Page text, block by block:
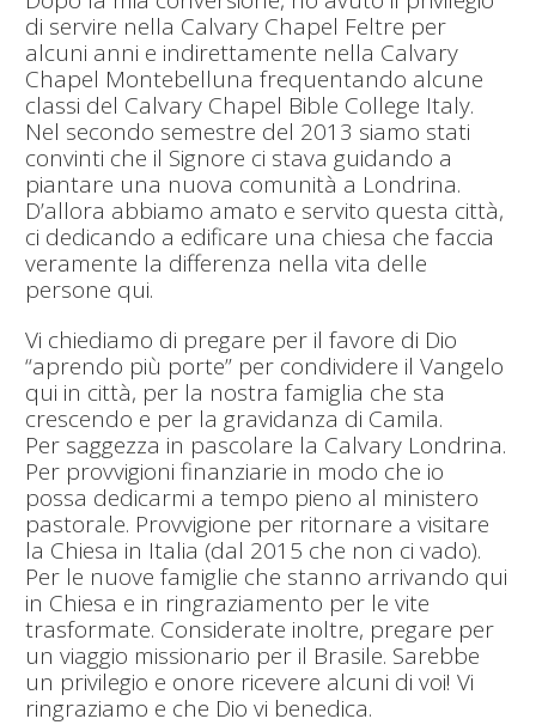
di servire nella Calvary Chapel Feltre per
alcuni anni e indirettamente nella Calvary
Chapel Montebelluna frequentando alcune
classi del Calvary Chapel Bible College Italy.
Nel secondo semestre del 2013 siamo stati
convinti che il Signore ci stava guidando a
piantare una nuova comunità a Londrina.
D’allora abbiamo amato e servito questa città,
ci dedicando a edificare una chiesa che faccia
veramente la differenza nella vita delle
persone qui.
Vi chiediamo di pregare per il favore di Dio
“aprendo più porte” per condividere il Vangelo
qui in città, per la nostra famiglia che sta
crescendo e per la gravidanza di Camila.
Per saggezza in pascolare la Calvary Londrina.
Per provvigioni finanziarie in modo che io
possa dedicarmi a tempo pieno al ministero
pastorale. Provvigione per ritornare a visitare
la Chiesa in Italia (dal 2015 che non ci vado).
Per le nuove famiglie che stanno arrivando qui
in Chiesa e in ringraziamento per le vite
trasformate. Considerate inoltre, pregare per
un viaggio missionario per il Brasile. Sarebbe
un privilegio e onore ricevere alcuni di voi! Vi
ringraziamo e che Dio vi benedica.